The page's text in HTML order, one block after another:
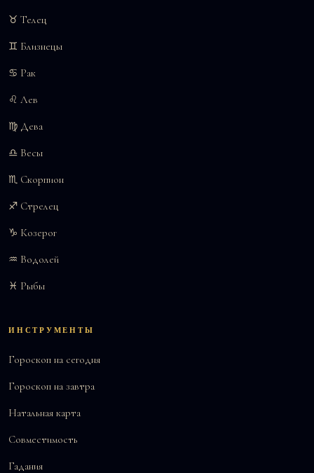
♉ Телец
♊ Близнецы
♋ Рак
♌ Лев
♍ Дева
♎ Весы
♏ Скорпион
♐ Стрелец
♑ Козерог
♒ Водолей
♓ Рыбы
ИНСТРУМЕНТЫ
Гороскоп на сегодня
Гороскоп на завтра
Натальная карта
Совместимость
Гадания